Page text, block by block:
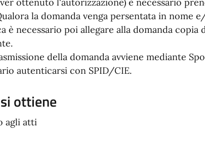
la domanda venga persentata in nome
è necessario poi allegare alla domanda
della domanda avviene mediante
autenticarsi con SPID/CIE.
ottiene
agli atti